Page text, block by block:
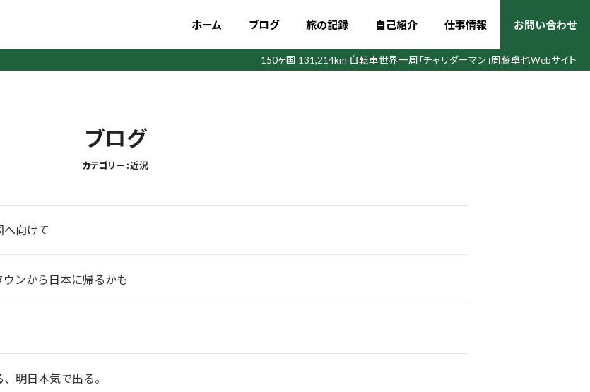
ホーム ブログ 旅の記録 自己紹介 仕事情報 お問い合わせ
150ヶ国 131,214km 自転車世界一周 「チャリダーマン」周藤卓也Webサイト
ブログ
カテゴリー : 近況
へ向けて
ウンから日本に帰るかも
、明日本気で出る。